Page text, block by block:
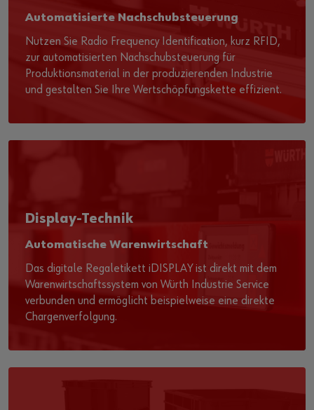
Automatisierte Nachschubsteuerung
Nutzen Sie Radio Frequency Identification, kurz RFID,
zur automatisierten Nachschubsteuerung für
Produktionsmaterial in der produzierenden Industrie
und gestalten Sie Ihre Wertschöpfungskette effizient.
Display-Technik
Automatische Warenwirtschaft
Das digitale Regaletikett iDISPLAY ist direkt mit dem
Warenwirtschaftssystem von Würth Industrie Service
verbunden und ermöglicht beispielweise eine direkte
Chargenverfolgung.